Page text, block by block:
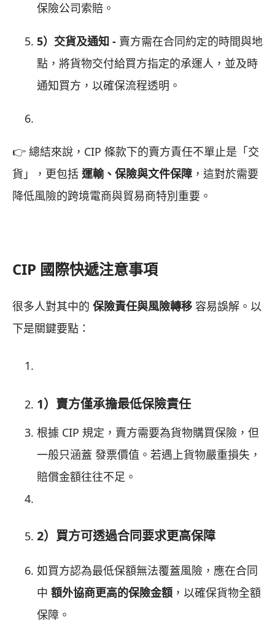
保險公司索賠。
5）交貨及通知 - 賣方需在合同約定的時間與地
點，將貨物交付給買方指定的承運人，並及時
通知買方，以確保流程透明。
👉 總結來說，CIP 條款下的賣方責任不單止是「交
貨」，更包括 運輸、保險與文件保障 ，這對於需要
降低風險的跨境電商與貿易商特別重要。
CIP 國際快遞注意事項
很多人對其中的 保險責任與風險轉移 容易誤解。以
下是關鍵要點：
1）賣方僅承擔最低保險責任
根據 CIP 規定，賣方需要為貨物購買保險，但
一般只涵蓋 發票價值。若遇上貨物嚴重損失，
賠償金額往往不足。
2）買方可透過合同要求更高保障
如買方認為最低保額無法覆蓋風險，應在合同
中 額外協商更高的保險金額 ，以確保貨物全額
保障。